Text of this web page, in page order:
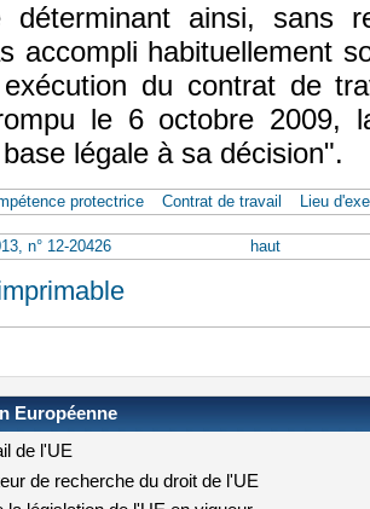
déterminant ainsi, sans
accompli habituellement
du contrat de
le 6 octobre 2009,
légale à sa décision".
protectrice Contrat de travail Lieu
n° 12-20426 haut
Européenne
externe)
de l'UE
est externe)
de recherche du droit de l'UE